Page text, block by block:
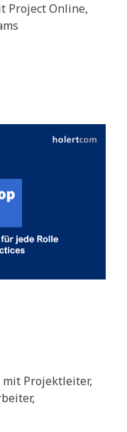
Project Online,
Projektleiter,